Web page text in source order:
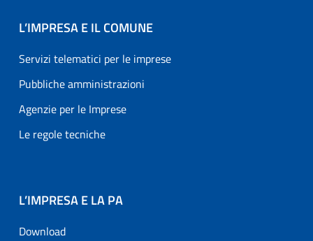
L’IMPRESA E IL COMUNE
Servizi telematici per le imprese
Pubbliche amministrazioni
Agenzie per le Imprese
Le regole tecniche
L’IMPRESA E LA PA
Download